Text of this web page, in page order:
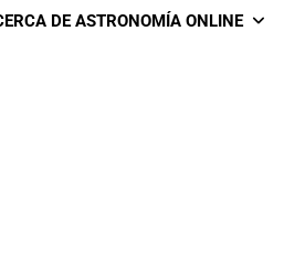
¿Qué es lo que define a un planeta?
legado de la misión Venus Express
DE ASTRONOMÍA ONLINE